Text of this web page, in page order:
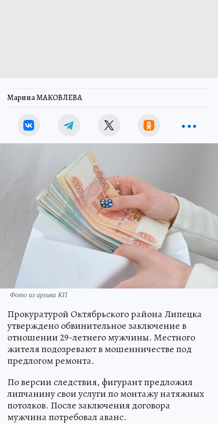
Марина МАКОВЛЕВА
Фото из архива КП
Прокуратурой Октябрьского района Липецка
утверждено обвинительное заключение в
отношении 29-летнего мужчины. Местного
жителя подозревают в мошенничестве под
предлогом ремонта.
По версии следствия, фигурант предложил
липчанину свои услуги по монтажу натяжных
потолков. После заключения договора
мужчина потребовал аванс.